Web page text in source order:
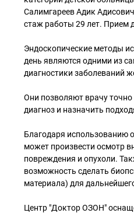
Салимгареев Адик
стаж работы 29 лет. Прием
Эндоскопические методы
день являются одними из
диагностики заболеваний
Они позволяют врачу
диагноз и назначить
Благодаря использованию
может произвести осмотр
повреждения и опухоли.
возможность сделать
материала) для
Центр "Доктор ОЗОН"